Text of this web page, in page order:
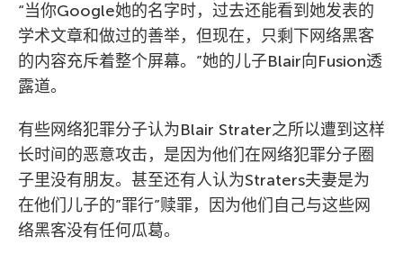
“当你Google她的名字时，过去还能看到她发表的
学术文章和做过的善举，但现在，只剩下网络黑客
的内容充斥着整个屏幕。”她的儿子Blair向Fusion透
露道。
有些网络犯罪分子认为Blair Strater之所以遭到这样
长时间的恶意攻击，是因为他们在网络犯罪分子圈
子里没有朋友。甚至还有人认为Straters夫妻是为
在他们儿子的”罪行”赎罪，因为他们自己与这些网
络黑客没有任何瓜葛。